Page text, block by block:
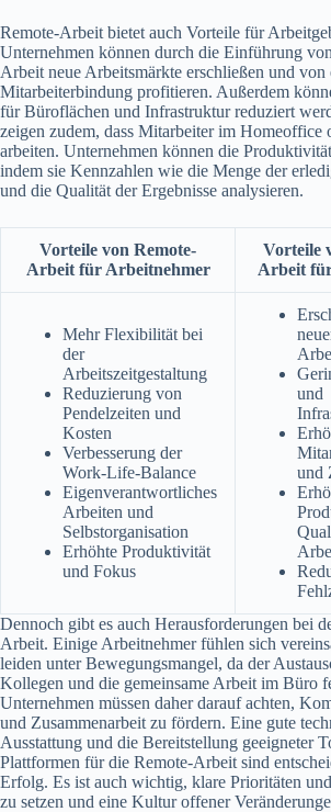
Remote-Arbeit bietet auch Vorteile für
Unternehmen können durch die Einführung
Arbeit neue Arbeitsmärkte erschließen und von
Mitarbeiterbindung profitieren. Außerdem
für Büroflächen und Infrastruktur reduziert
zeigen zudem, dass Mitarbeiter im Homeoffice
arbeiten. Unternehmen können die
indem sie Kennzahlen wie die Menge der
und die Qualität der Ergebnisse analysieren.
Vorteile von Remote-
Arbeit für Arbeitnehmer
Vorteile
Arbeit
Mehr Flexibilität bei
der
Arbeitszeitgestaltung
Reduzierung von
Pendelzeiten und
Kosten
Verbesserung der
Work-Life-Balance
Eigenverantwortliches
Arbeiten und
Selbstorganisation
Erhöhte Produktivität
und Fokus
und
und
Dennoch gibt es auch Herausforderungen bei
Arbeit. Einige Arbeitnehmer fühlen sich
leiden unter Bewegungsmangel, da der
Kollegen und die gemeinsame Arbeit im Büro
Unternehmen müssen daher darauf achten,
und Zusammenarbeit zu fördern. Eine gute
Ausstattung und die Bereitstellung geeigneter
Plattformen für die Remote-Arbeit sind
Erfolg. Es ist auch wichtig, klare Prioritäten
zu setzen und eine Kultur offener